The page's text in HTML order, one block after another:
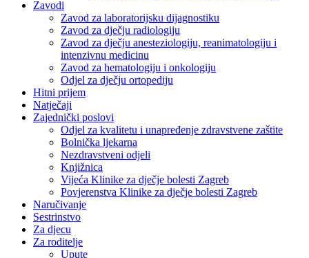
Zavodi
Zavod za laboratorijsku dijagnostiku
Zavod za dječju radiologiju
Zavod za dječju anesteziologiju, reanimatologiju i
intenzivnu medicinu
Zavod za hematologiju i onkologiju
Odjel za dječju ortopediju
Hitni prijem
Natječaji
Zajednički poslovi
Odjel za kvalitetu i unapređenje zdravstvene zaštite
Bolnička ljekarna
Nezdravstveni odjeli
Knjižnica
Vijeća Klinike za dječje bolesti Zagreb
Povjerenstva Klinike za dječje bolesti Zagreb
Naručivanje
Sestrinstvo
Za djecu
Za roditelje
Upute